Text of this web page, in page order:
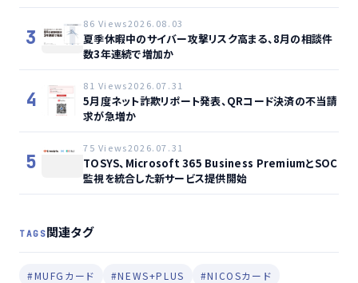
3
86 Views2026.08.03
夏季休暇中のサイバー攻撃リスク高まる、8月の相談件
数3年連続で増加か
4
81 Views2026.07.31
5月度ネット詐欺リポート発表、QRコード決済の不当請
求が急増か
5
75 Views2026.07.31
TOSYS、Microsoft 365 Business PremiumとSOC
監視を統合した新サービス提供開始
TAGS関連タグ
#MUFGカード #NEWS+PLUS
#NICOSカード